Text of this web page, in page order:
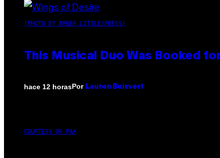
(PHOTO BY AMBER LITTLE/PRESS)
This Musical Duo Was Booked
hace 12 horasPor Lauren Boisvert
COURTESY OF PAX